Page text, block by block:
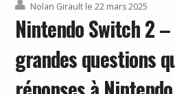
Nolan Girault le 22 mars 2025
Nintendo Switch 2
grandes questions